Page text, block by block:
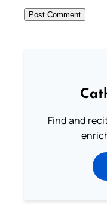
Find and